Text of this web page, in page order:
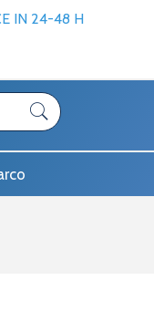
IN 24-48 H